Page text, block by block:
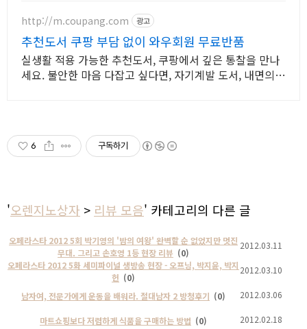
http://m.coupang.com 광고
추천도서 쿠팡 부담 없이 와우회원 무료반품
실생활 적용 가능한 추천도서, 쿠팡에서 깊은 통찰을 만나
세요. 불안한 마음 다잡고 싶다면, 자기계발 도서, 내면의
6 구독하기
'오렌지노상자 > 리뷰 모음' 카테고리의 다른 글
오페라스타 2012 5회 박기영의 '밤의 여왕' 완벽할 순 없었지만 멋진
무대. 그리고 손호영 1등 현장 리뷰 (0)
2012.03.11
오페라스타 2012 5화 세미파이널 생방송 현장 - 오프닝, 박지윤, 박지
헌 (0)
2012.03.10
남자여, 전문가에게 운동을 배워라. 절대남자 2 방청후기 (0) 2012.03.06
마트쇼핑보다 저렴하게 식품을 구매하는 방법 (0) 2012.02.18